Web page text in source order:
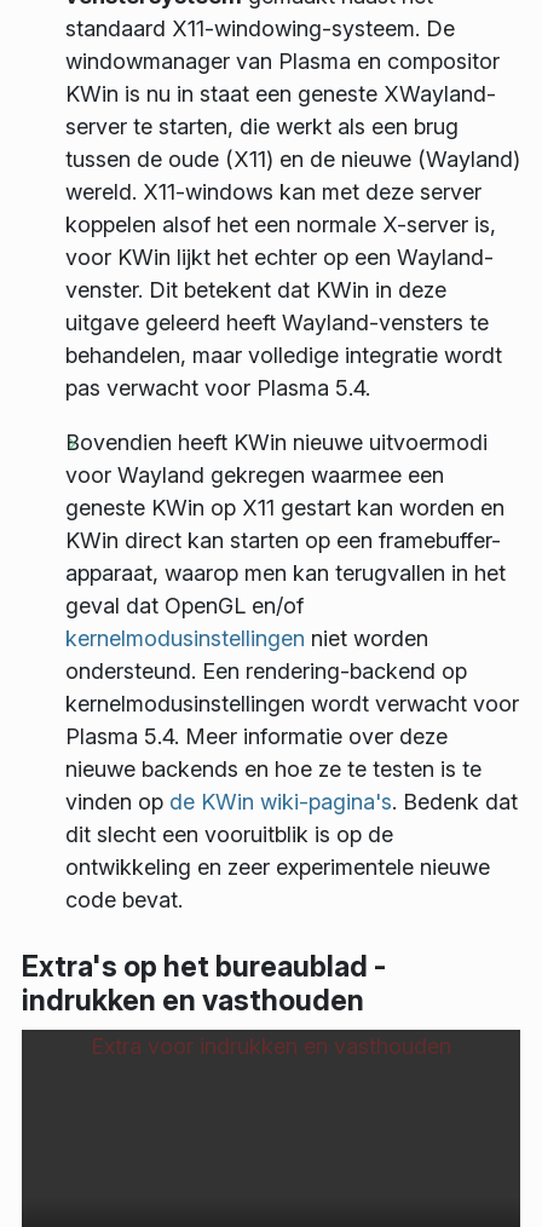
standaard X11-windowing-systeem. De
windowmanager van Plasma en compositor
KWin is nu in staat een geneste XWayland-
server te starten, die werkt als een brug
tussen de oude (X11) en de nieuwe (Wayland)
wereld. X11-windows kan met deze server
koppelen alsof het een normale X-server is,
voor KWin lijkt het echter op een Wayland-
venster. Dit betekent dat KWin in deze
uitgave geleerd heeft Wayland-vensters te
behandelen, maar volledige integratie wordt
pas verwacht voor Plasma 5.4.
Bovendien heeft KWin nieuwe uitvoermodi
voor Wayland gekregen waarmee een
geneste KWin op X11 gestart kan worden en
KWin direct kan starten op een framebuffer-
apparaat, waarop men kan terugvallen in het
geval dat OpenGL en/of
kernelmodusinstellingen niet worden
ondersteund. Een rendering-backend op
kernelmodusinstellingen wordt verwacht voor
Plasma 5.4. Meer informatie over deze
nieuwe backends en hoe ze te testen is te
vinden op de KWin wiki-pagina's. Bedenk dat
dit slecht een vooruitblik is op de
ontwikkeling en zeer experimentele nieuwe
code bevat.
Extra's op het bureaublad -
indrukken en vasthouden
Extra voor indrukken en vasthouden